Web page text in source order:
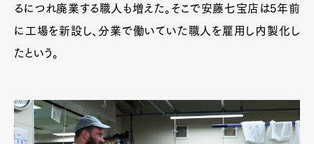
るにつれ廃業する職人も増えた。そこで安藤七宝店は5年前
に工場を新設し、分業で働いていた職人を雇用し内製化し
たという。